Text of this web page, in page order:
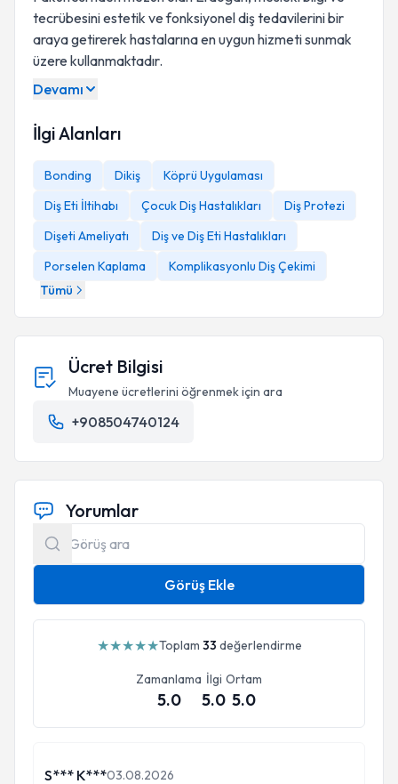
tecrübesini estetik ve fonksiyonel diş tedavilerini bir
araya getirerek hastalarına en uygun hizmeti sunmak
üzere kullanmaktadır.
Devamı
İlgi Alanları
Bonding Dikiş
Köprü Uygulaması
Diş Eti İltihabı
Çocuk Diş Hastalıkları
Diş Protezi
Dişeti Ameliyatı
Diş ve Diş Eti Hastalıkları
Porselen Kaplama
Komplikasyonlu Diş Çekimi
Tümü
Ücret Bilgisi
Muayene ücretlerini öğrenmek için ara
+908504740124
Yorumlar
Görüş Ekle
★★★★★Toplam 33 değerlendirme
Zamanlama
5.0
İlgi
5.0
Ortam
5.0
S*** K***03.08.2026